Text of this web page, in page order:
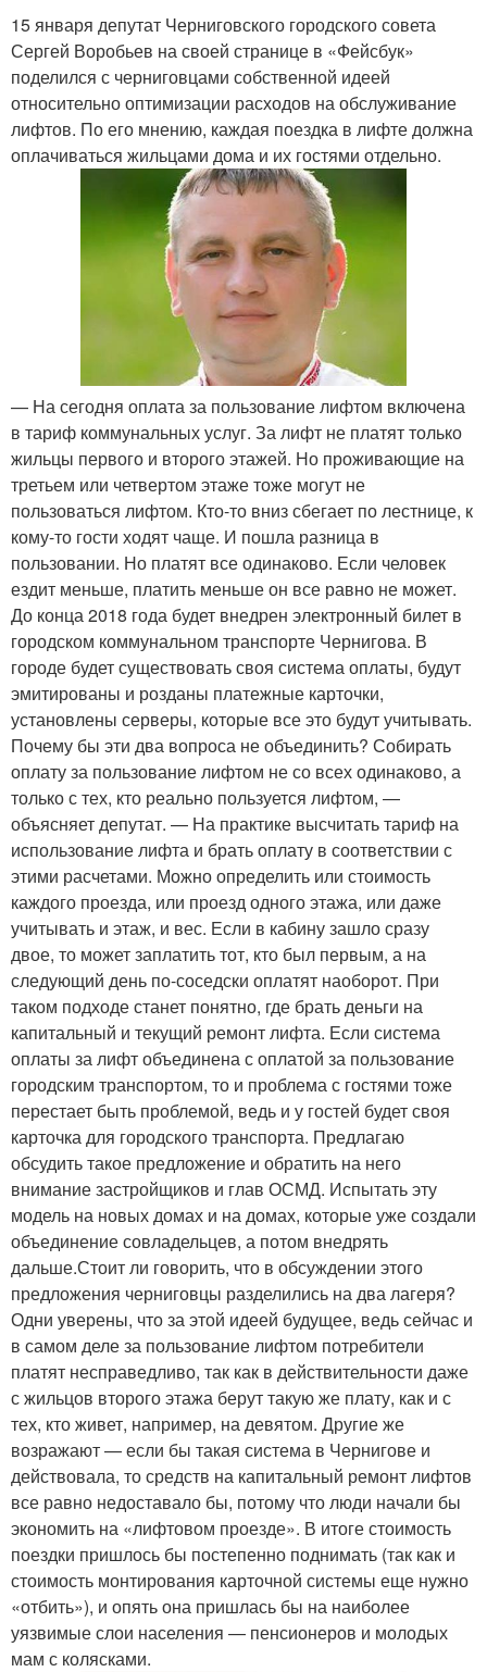
15 января депутат Черниговского городского совета
Сергей Воробьев на своей странице в «Фейсбук»
поделился с черниговцами собственной идеей
относительно оптимизации расходов на обслуживание
лифтов. По его мнению, каждая поездка в лифте должна
оплачиваться жильцами дома и их гостями отдельно.
— На сегодня оплата за пользование лифтом включена
в тариф коммунальных услуг. За лифт не платят только
жильцы первого и второго этажей. Но проживающие на
третьем или четвертом этаже тоже могут не
пользоваться лифтом. Кто-то вниз сбегает по лестнице, к
кому-то гости ходят чаще. И пошла разница в
пользовании. Но платят все одинаково. Если человек
ездит меньше, платить меньше он все равно не может.
До конца 2018 года будет внедрен электронный билет в
городском коммунальном транспорте Чернигова. В
городе будет существовать своя система оплаты, будут
эмитированы и розданы платежные карточки,
установлены серверы, которые все это будут учитывать.
Почему бы эти два вопроса не объединить? Собирать
оплату за пользование лифтом не со всех одинаково, а
только с тех, кто реально пользуется лифтом, —
объясняет депутат. — На практике высчитать тариф на
использование лифта и брать оплату в соответствии с
этими расчетами. Можно определить или стоимость
каждого проезда, или проезд одного этажа, или даже
учитывать и этаж, и вес. Если в кабину зашло сразу
двое, то может заплатить тот, кто был первым, а на
следующий день по-соседски оплатят наоборот. При
таком подходе станет понятно, где брать деньги на
капитальный и текущий ремонт лифта. Если система
оплаты за лифт объединена с оплатой за пользование
городским транспортом, то и проблема с гостями тоже
перестает быть проблемой, ведь и у гостей будет своя
карточка для городского транспорта. Предлагаю
обсудить такое предложение и обратить на него
внимание застройщиков и глав ОСМД. Испытать эту
модель на новых домах и на домах, которые уже создали
объединение совладельцев, а потом внедрять
дальше.Стоит ли говорить, что в обсуждении этого
предложения черниговцы разделились на два лагеря?
Одни уверены, что за этой идеей будущее, ведь сейчас и
в самом деле за пользование лифтом потребители
платят несправедливо, так как в действительности даже
с жильцов второго этажа берут такую же плату, как и с
тех, кто живет, например, на девятом. Другие же
возражают — если бы такая система в Чернигове и
действовала, то средств на капитальный ремонт лифтов
все равно недоставало бы, потому что люди начали бы
экономить на «лифтовом проезде». В итоге стоимость
поездки пришлось бы постепенно поднимать (так как и
стоимость монтирования карточной системы еще нужно
«отбить»), и опять она пришлась бы на наиболее
уязвимые слои населения — пенсионеров и молодых
мам с колясками.